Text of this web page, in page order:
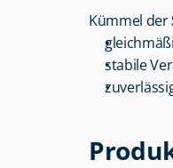
Kümmel der
stabile